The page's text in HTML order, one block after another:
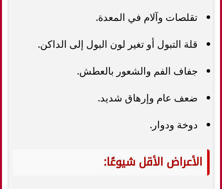
تقلصات وآلام في المعدة.
قلة التبول أو تغير لون البول إلى الداكن.
جفاف الفم والشعور بالعطش.
ضعف عام وإرهاق شديد.
دوخة ودوار.
الأعراض الأقل شيوعًا: